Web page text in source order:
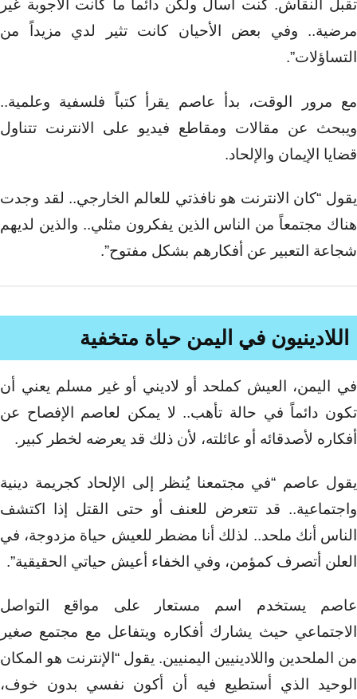
تقبل النقاش. كنت اسأل ولكن دائماً ما كانت الأجوبة غير
مرضية.. وفي بعض الأحيان كانت تثير لدي مزيداً من
التساؤلات”.
مع مرور الوقت، بدأ عاصم يقرأ كتباً فلسفية وعلمية..
ويبحث عن مقالات ومقاطع فيديو على الانترنت تتناول
قضايا الإيمان والإلحاد.
يقول “كان الانترنت هو نافذتي للعالم الخارجي.. لقد وجدت
هناك مجتمعاً من الناس الذين يفكرون مثلي.. والذين لديهم
شجاعة التعبير عن أفكارهم بشكل مفتوح”.
اللادينيون في اليمن حياة متخفية
في اليمن، العيش كملحد أو لاديني أو غير مسلم يعني أن
تكون دائماً في حالة تأهب.. لا يمكن لعاصم الإفصاح عن
أفكاره لأصدقائه أو عائلته، لأن ذلك قد يعرضه لخطر كبير.
يقول عاصم “في مجتمعنا يُنظر إلى الإلحاد كجريمة دينية
واجتماعية.. قد تتعرض للعنف أو حتى القتل إذا اكتشف
الناس أنك ملحد.. لذلك أنا مضطر للعيش حياة مزدوجة، في
العلن أتصرف كمؤمن، وفي الخفاء أعيش حياتي الحقيقية”.
عاصم يستخدم اسم مستعار على مواقع التواصل
الاجتماعي حيث يشارك أفكاره ويتفاعل مع مجتمع صغير
من الملحدين واللادينيين اليمنيين. يقول “الإنترنت هو المكان
الوحيد الذي أستطيع فيه أن أكون نفسي بدون خوف،